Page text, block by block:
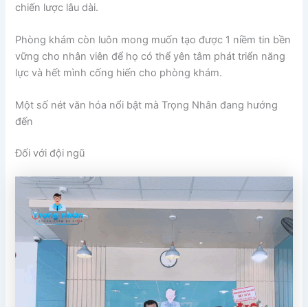
chiến lược lâu dài.
Phòng khám còn luôn mong muốn tạo được 1 niềm tin bền
vững cho nhân viên để họ có thể yên tâm phát triển năng
lực và hết mình cống hiến cho phòng khám.
Một số nét văn hóa nổi bật mà Trọng Nhân đang hướng
đến
Đối với đội ngũ